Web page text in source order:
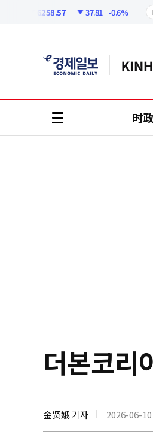
6258.57 37.81 -0.6%
时政
더본코
金贤娥 기자 2026-06-10